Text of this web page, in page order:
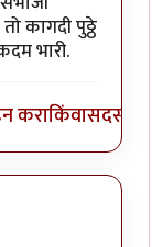
कागदी पुठ्ठे
भारी.
कराकिंवासदस्य व्हा